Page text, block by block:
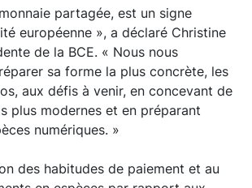
partagée, est un signe
européenne », a déclaré Christine
de la BCE. « Nous nous
sa forme la plus concrète, les
aux défis à venir, en concevant de
plus modernes et en préparant
numériques. »
des habitudes de paiement et au